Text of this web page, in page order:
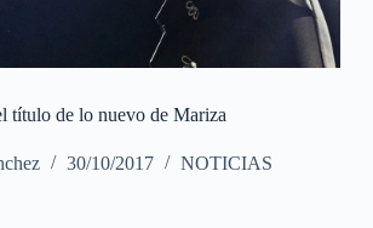
título de lo nuevo de Mariza
30/10/2017 NOTICIAS